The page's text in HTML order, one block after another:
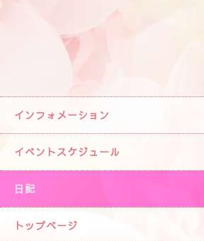
インフォメーション
イベントスケジュール
日記
トップページ